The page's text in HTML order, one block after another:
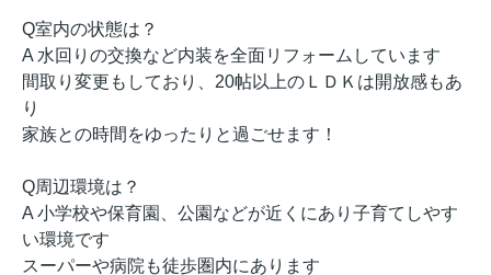
Q室内の状態は？
A 水回りの交換など内装を全面リフォームしています
間取り変更もしており、20帖以上のＬＤＫは開放感もあ
り
家族との時間をゆったりと過ごせます！
Q周辺環境は？
A 小学校や保育園、公園などが近くにあり子育てしやす
い環境です
スーパーや病院も徒歩圏内にあります